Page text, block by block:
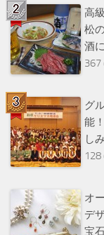
高
松
酒
グ
能
し
オ
デ
宝